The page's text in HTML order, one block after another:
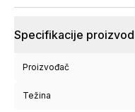
Specifikacije
Proizvođač
Težina